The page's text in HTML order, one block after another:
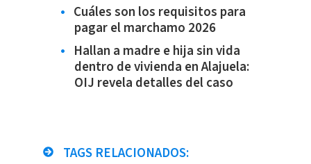
Cuáles son los requisitos para
pagar el marchamo 2026
Hallan a madre e hija sin vida
dentro de vivienda en Alajuela:
OIJ revela detalles del caso
TAGS RELACIONADOS: